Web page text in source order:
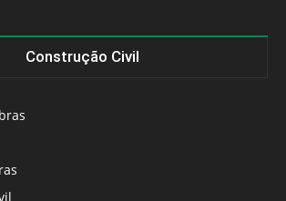
Construção Civil